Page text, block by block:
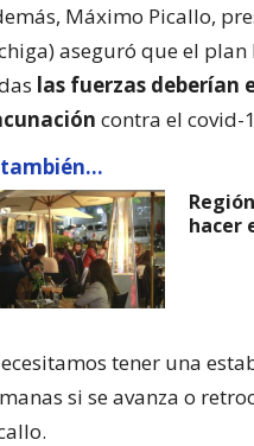
Máximo Picallo,
aseguró que el
las fuerzas deberían
contra el covid-
hacer
tener una
si se avanza o